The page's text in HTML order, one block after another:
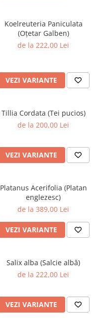
Koelreuteria Paniculata
(Oțetar Galben)
de la 222,00 Lei
VEZI VARIANTE
Tillia Cordata (Tei pucios)
de la 200,00 Lei
VEZI VARIANTE
Platanus Acerifolia (Platan
englezesc)
de la 389,00 Lei
VEZI VARIANTE
Salix alba (Salcie albă)
de la 222,00 Lei
VEZI VARIANTE